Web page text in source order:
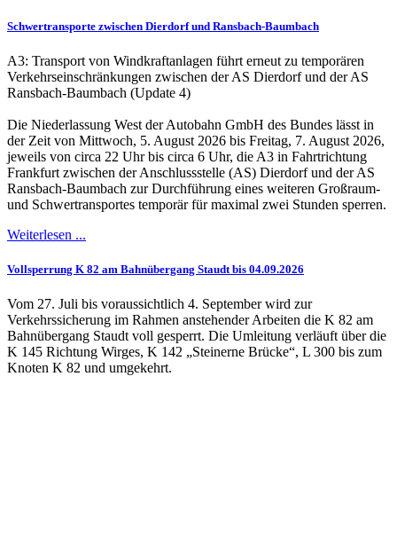
Schwertransporte zwischen Dierdorf und Ransbach-Baumbach
A3: Transport von Windkraftanlagen führt erneut zu temporären
Verkehrseinschränkungen zwischen der AS Dierdorf und der AS
Ransbach-Baumbach (Update 4)
Die Niederlassung West der Autobahn GmbH des Bundes lässt in
der Zeit von Mittwoch, 5. August 2026 bis Freitag, 7. August 2026,
jeweils von circa 22 Uhr bis circa 6 Uhr, die A3 in Fahrtrichtung
Frankfurt zwischen der Anschlussstelle (AS) Dierdorf und der AS
Ransbach-Baumbach zur Durchführung eines weiteren Großraum-
und Schwertransportes temporär für maximal zwei Stunden sperren.
Weiterlesen ...
Vollsperrung K 82 am Bahnübergang Staudt bis 04.09.2026
Vom 27. Juli bis voraussichtlich 4. September wird zur
Verkehrssicherung im Rahmen anstehender Arbeiten die K 82 am
Bahnübergang Staudt voll gesperrt. Die Umleitung verläuft über die
K 145 Richtung Wirges, K 142 „Steinerne Brücke“, L 300 bis zum
Knoten K 82 und umgekehrt.